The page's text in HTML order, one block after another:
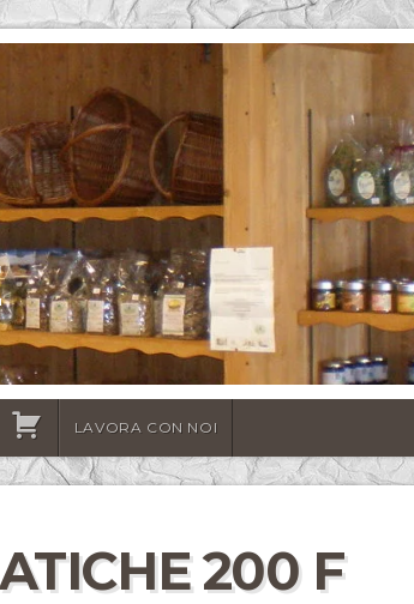
CARRELLOLAVORA CON NOI
200 F